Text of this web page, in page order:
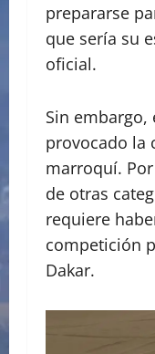
prepararse
que sería su
oficial.
Sin embargo,
provocado la
marroquí.
de otras
requiere
competición
Dakar.